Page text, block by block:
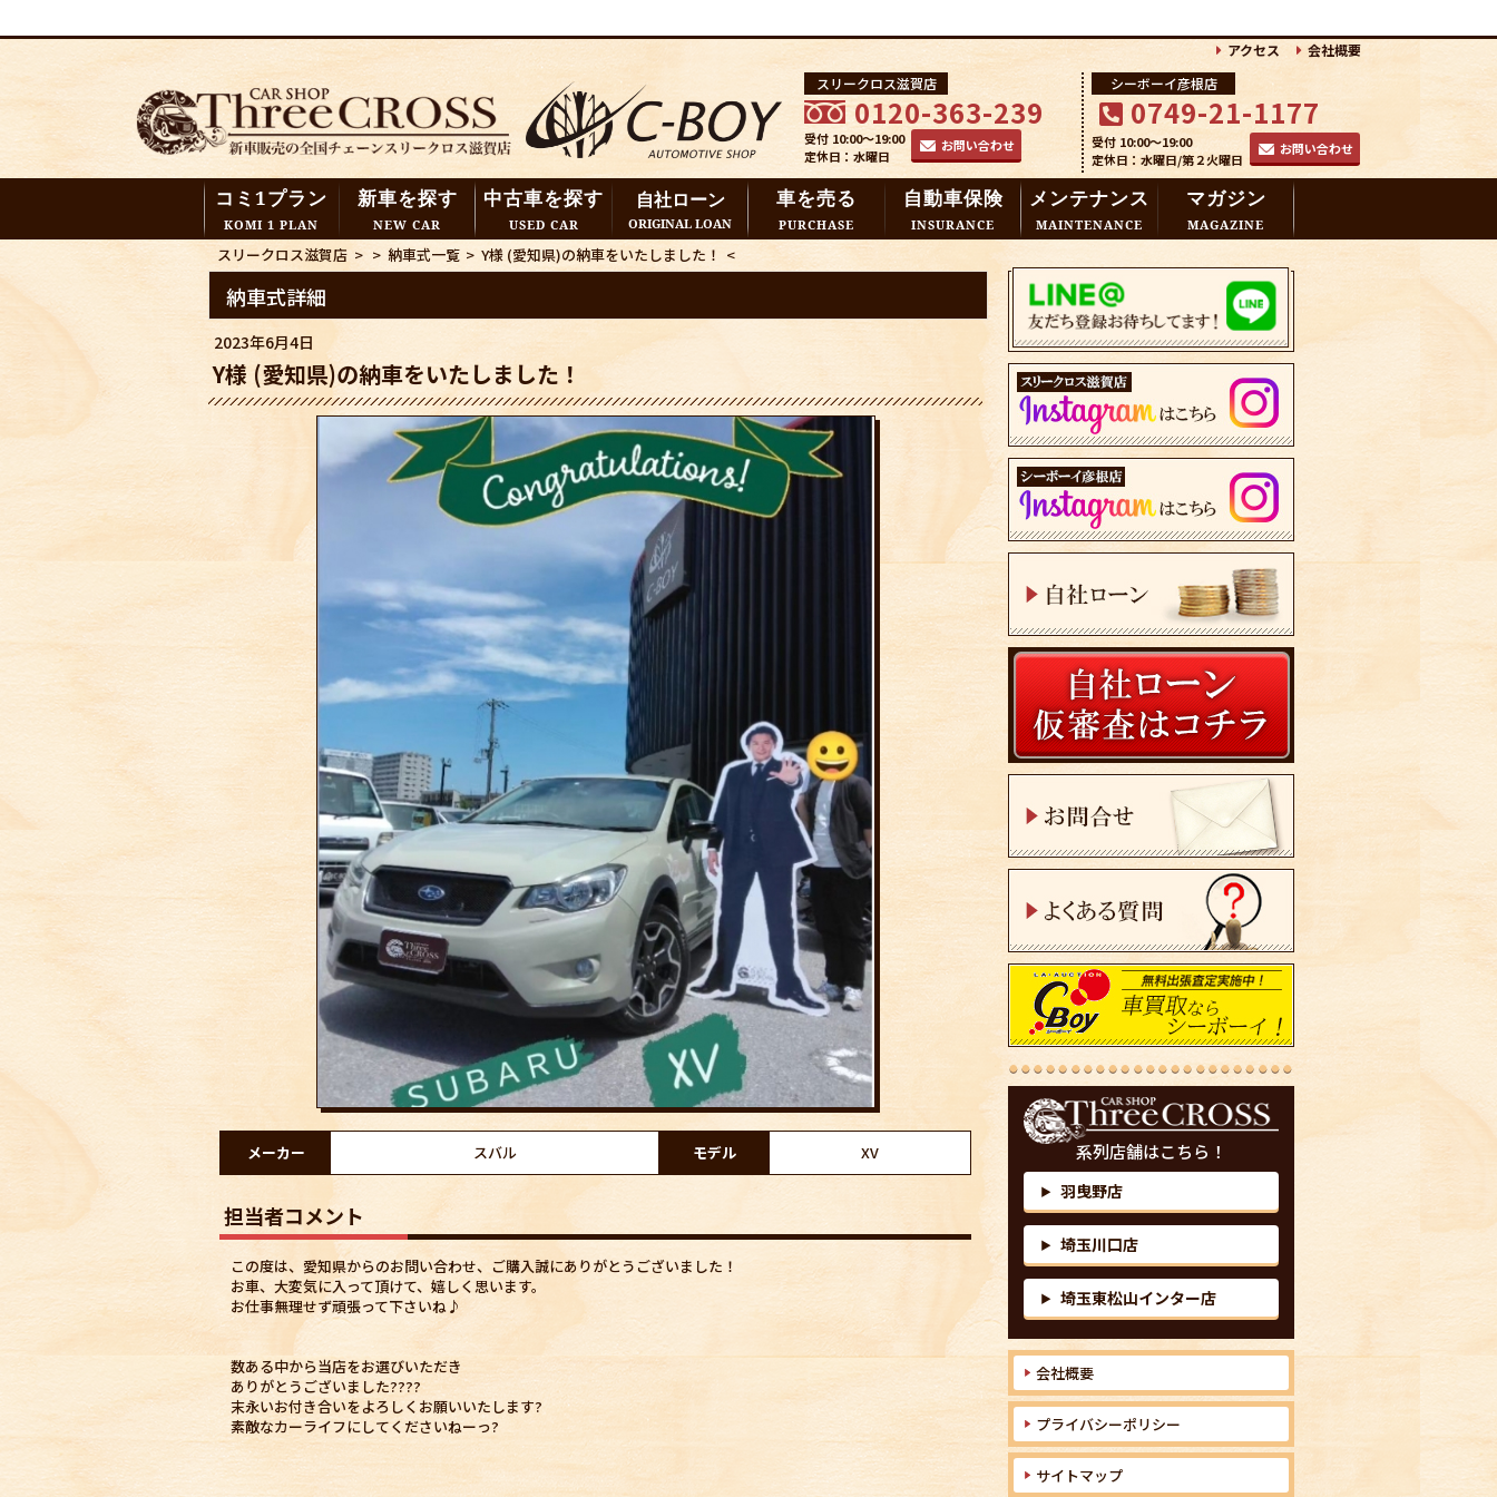
アクセス
会社概要
スリークロス滋賀店
0120-363-239
受付 10:00～19:00
定休日：水曜日
お問い合わせ
シーボーイ彦根店
0749-21-1177
受付 10:00～19:00
定休日：水曜日/第２火曜日
お問い合わせ
コミ1プラン
KOMI 1 PLAN
新車を探す
NEW CAR
中古車を探す
USED CAR
自社ローン
ORIGINAL LOAN
車を売る
PURCHASE
自動車保険
INSURANCE
メンテナンス
MAINTENANCE
マガジン
MAGAZINE
スリークロス滋賀店 > <
> 納車式一覧 > Y様 (愛知県)の納車をいたしました！
納車式詳細
2023年6月4日
Y様 (愛知県)の納車をいたしました！
メーカー スバル モデル XV
担当者コメント
この度は、愛知県からのお問い合わせ、ご購入誠にありがとうございました！
お車、大変気に入って頂けて、嬉しく思います。
お仕事無理せず頑張って下さいね♪
数ある中から当店をお選びいただき
ありがとうございました????
末永いお付き合いをよろしくお願いいたします?
素敵なカーライフにしてくださいねーっ?
系列店舗はこちら！
▶ 羽曳野店
▶ 埼玉川口店
▶ 埼玉東松山インター店
会社概要
プライバシーポリシー
サイトマップ